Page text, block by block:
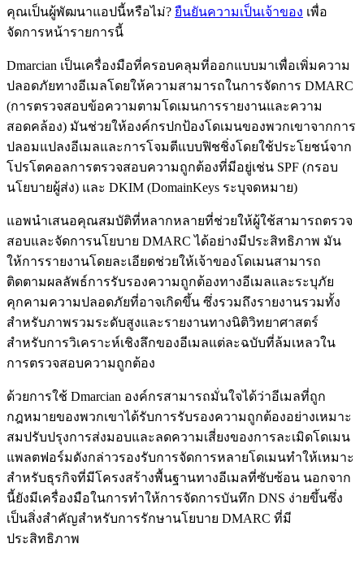
คุณเป็นผู้พัฒนาแอปนี้หรือไม่? ยืนยันความเป็นเจ้าของ เพื่อ
จัดการหน้ารายการนี้
Dmarcian เป็นเครื่องมือที่ครอบคลุมที่ออกแบบมาเพื่อเพิ่มความ
ปลอดภัยทางอีเมลโดยให้ความสามารถในการจัดการ DMARC
(การตรวจสอบข้อความตามโดเมนการรายงานและความ
สอดคล้อง) มันช่วยให้องค์กรปกป้องโดเมนของพวกเขาจากการ
ปลอมแปลงอีเมลและการโจมตีแบบฟิชชิ่งโดยใช้ประโยชน์จาก
โปรโตคอลการตรวจสอบความถูกต้องที่มีอยู่เช่น SPF (กรอบ
นโยบายผู้ส่ง) และ DKIM (DomainKeys ระบุจดหมาย)
แอพนำเสนอคุณสมบัติที่หลากหลายที่ช่วยให้ผู้ใช้สามารถตรวจ
สอบและจัดการนโยบาย DMARC ได้อย่างมีประสิทธิภาพ มัน
ให้การรายงานโดยละเอียดช่วยให้เจ้าของโดเมนสามารถ
ติดตามผลลัพธ์การรับรองความถูกต้องทางอีเมลและระบุภัย
คุกคามความปลอดภัยที่อาจเกิดขึ้น ซึ่งรวมถึงรายงานรวมทั้ง
สำหรับภาพรวมระดับสูงและรายงานทางนิติวิทยาศาสตร์
สำหรับการวิเคราะห์เชิงลึกของอีเมลแต่ละฉบับที่ล้มเหลวใน
การตรวจสอบความถูกต้อง
ด้วยการใช้ Dmarcian องค์กรสามารถมั่นใจได้ว่าอีเมลที่ถูก
กฎหมายของพวกเขาได้รับการรับรองความถูกต้องอย่างเหมาะ
สมปรับปรุงการส่งมอบและลดความเสี่ยงของการละเมิดโดเมน
แพลตฟอร์มดังกล่าวรองรับการจัดการหลายโดเมนทำให้เหมาะ
สำหรับธุรกิจที่มีโครงสร้างพื้นฐานทางอีเมลที่ซับซ้อน นอกจาก
นี้ยังมีเครื่องมือในการทำให้การจัดการบันทึก DNS ง่ายขึ้นซึ่ง
เป็นสิ่งสำคัญสำหรับการรักษานโยบาย DMARC ที่มี
ประสิทธิภาพ